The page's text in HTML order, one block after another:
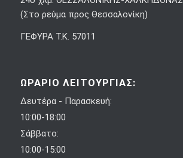
(Στο ρεύμα προς Θεσσαλονίκη)
ΓΕΦΥΡΑ Τ.Κ. 57011
ΩΡΑΡΙΟ ΛΕΙΤΟΥΡΓΙΑΣ:
Δευτέρα - Παρασκευή:
10:00-18:00
Σάββατο:
10:00-15:00